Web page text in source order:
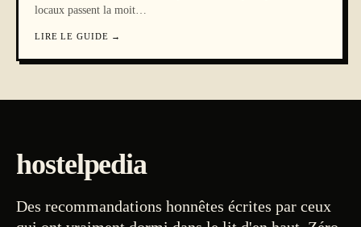
locaux passent la moit…
LIRE LE GUIDE →
hostelpedia
Des recommandations honnêtes écrites par ceux